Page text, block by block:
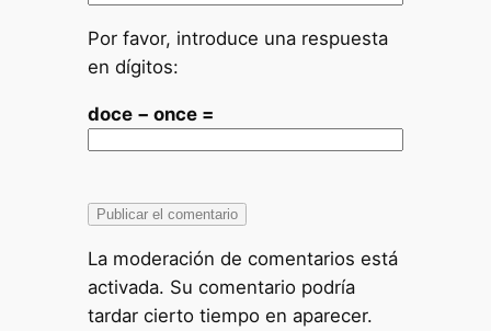
Por favor, introduce una respuesta
en dígitos:
doce − once =
La moderación de comentarios está
activada. Su comentario podría
tardar cierto tiempo en aparecer.